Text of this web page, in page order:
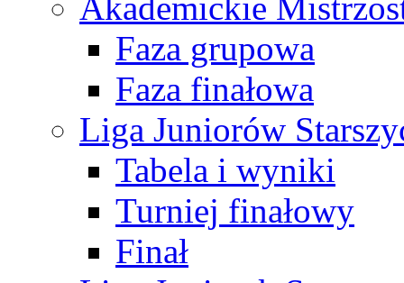
Faza grupowa
Faza finałowa
Liga Juniorów
Tabela i wyniki
Turniej finałowy
Finał